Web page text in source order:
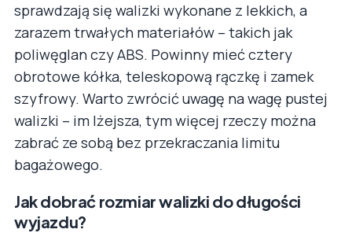
sprawdzają się walizki wykonane z lekkich, a
zarazem trwałych materiałów – takich jak
poliwęglan czy ABS. Powinny mieć cztery
obrotowe kółka, teleskopową rączkę i zamek
szyfrowy. Warto zwrócić uwagę na wagę pustej
walizki – im lżejsza, tym więcej rzeczy można
zabrać ze sobą bez przekraczania limitu
bagażowego.
Jak dobrać rozmiar walizki do długości
wyjazdu?